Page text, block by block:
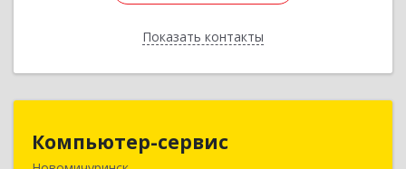
Показать контакты
Назад
Компьютер-сервис